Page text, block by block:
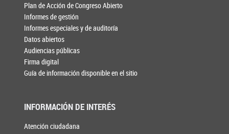
Plan de Acción de Congreso Abierto
Informes de gestión
Informes especiales y de auditoría
Datos abiertos
Audiencias públicas
Firma digital
Guía de información disponible en el sitio
INFORMACIÓN DE INTERÉS
Atención ciudadana